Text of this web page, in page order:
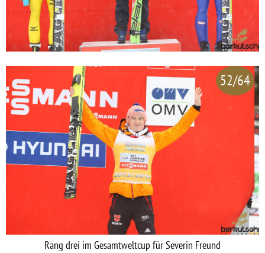
52/64
Rang drei im Gesamtweltcup für Severin Freund